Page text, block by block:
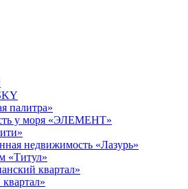
палитра»
у моря «ЭЛЕМЕНТ»
недвижимость «Лазурь»
«Титул»
квартал»